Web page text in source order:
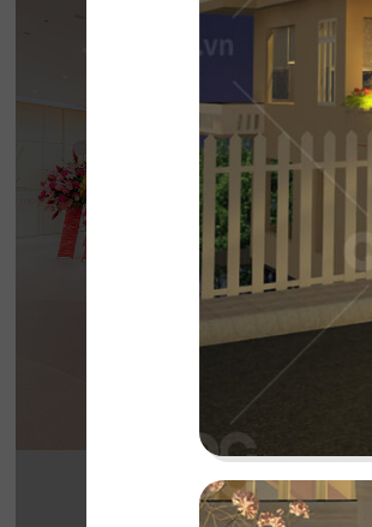
BẮC
Nhà hàng Bắc Kim
Nam